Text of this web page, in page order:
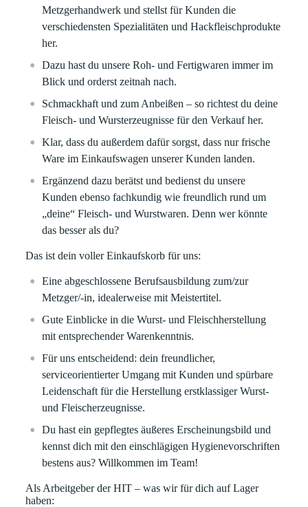
Metzgerhandwerk und stellst für Kunden die
verschiedensten Spezialitäten und Hackfleischprodukte
her.
Dazu hast du unsere Roh- und Fertigwaren immer im
Blick und orderst zeitnah nach.
Schmackhaft und zum Anbeißen – so richtest du deine
Fleisch- und Wursterzeugnisse für den Verkauf her.
Klar, dass du außerdem dafür sorgst, dass nur frische
Ware im Einkaufswagen unserer Kunden landen.
Ergänzend dazu berätst und bedienst du unsere
Kunden ebenso fachkundig wie freundlich rund um
„deine“ Fleisch- und Wurstwaren. Denn wer könnte
das besser als du?
Das ist dein voller Einkaufskorb für uns:
Eine abgeschlossene Berufsausbildung zum/zur
Metzger/-in, idealerweise mit Meistertitel.
Gute Einblicke in die Wurst- und Fleischherstellung
mit entsprechender Warenkenntnis.
Für uns entscheidend: dein freundlicher,
serviceorientierter Umgang mit Kunden und spürbare
Leidenschaft für die Herstellung erstklassiger Wurst-
und Fleischerzeugnisse.
Du hast ein gepflegtes äußeres Erscheinungsbild und
kennst dich mit den einschlägigen Hygienevorschriften
bestens aus? Willkommen im Team!
Als Arbeitgeber der HIT – was wir für dich auf Lager
haben: